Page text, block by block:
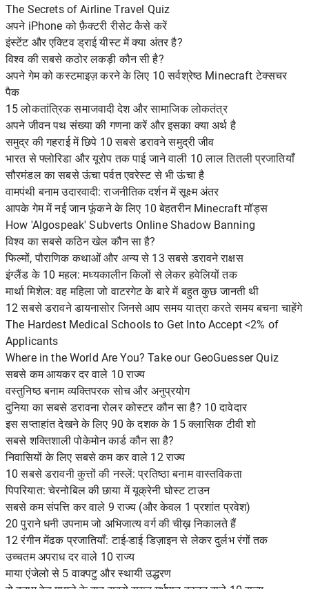
The Secrets of Airline Travel Quiz
अपने iPhone को फ़ैक्टरी रीसेट कैसे करें
इंस्टेंट और एक्टिव ड्राई यीस्ट में क्या अंतर है?
विश्व की सबसे कठोर लकड़ी कौन सी है?
अपने गेम को कस्टमाइज़ करने के लिए 10 सर्वश्रेष्ठ Minecraft टेक्सचर
पैक
15 लोकतांत्रिक समाजवादी देश और सामाजिक लोकतंत्र
अपने जीवन पथ संख्या की गणना करें और इसका क्या अर्थ है
समुद्र की गहराई में छिपे 10 सबसे डरावने समुद्री जीव
भारत से फ्लोरिडा और यूरोप तक पाई जाने वाली 10 लाल तितली प्रजातियाँ
सौरमंडल का सबसे ऊंचा पर्वत एवरेस्ट से भी ऊंचा है
वामपंथी बनाम उदारवादी: राजनीतिक दर्शन में सूक्ष्म अंतर
आपके गेम में नई जान फूंकने के लिए 10 बेहतरीन Minecraft मॉड्स
How 'Algospeak' Subverts Online Shadow Banning
विश्व का सबसे कठिन खेल कौन सा है?
फिल्मों, पौराणिक कथाओं और अन्य से 13 सबसे डरावने राक्षस
इंग्लैंड के 10 महल: मध्यकालीन किलों से लेकर हवेलियों तक
मार्था मिशेल: वह महिला जो वाटरगेट के बारे में बहुत कुछ जानती थी
12 सबसे डरावने डायनासोर जिनसे आप समय यात्रा करते समय बचना चाहेंगे
The Hardest Medical Schools to Get Into Accept <2% of
Applicants
Where in the World Are You? Take our GeoGuesser Quiz
सबसे कम आयकर दर वाले 10 राज्य
वस्तुनिष्ठ बनाम व्यक्तिपरक सोच और अनुप्रयोग
दुनिया का सबसे डरावना रोलर कोस्टर कौन सा है? 10 दावेदार
इस सप्ताहांत देखने के लिए 90 के दशक के 15 क्लासिक टीवी शो
सबसे शक्तिशाली पोकेमोन कार्ड कौन सा है?
निवासियों के लिए सबसे कम कर वाले 12 राज्य
10 सबसे डरावनी कुत्तों की नस्लें: प्रतिष्ठा बनाम वास्तविकता
पिपरियात: चेरनोबिल की छाया में यूक्रेनी घोस्ट टाउन
सबसे कम संपत्ति कर वाले 9 राज्य (और केवल 1 प्रशांत प्रवेश)
20 पुराने धनी उपनाम जो अभिजात्य वर्ग की चीख़ निकालते हैं
12 रंगीन मेंढक प्रजातियाँ: टाई-डाई डिज़ाइन से लेकर दुर्लभ रंगों तक
उच्चतम अपराध दर वाले 10 राज्य
माया एंजेलो से 5 वाक्पटु और स्थायी उद्धरण